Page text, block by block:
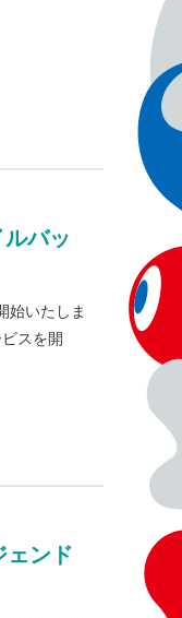
バッ
始いたしま
スを開
ェンド